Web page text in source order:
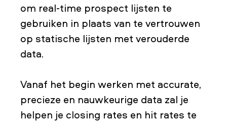
om real-time prospect lijsten te
gebruiken in plaats van te vertrouwen
op statische lijsten met verouderde
data.
Vanaf het begin werken met accurate,
precieze en nauwkeurige data zal je
helpen je closing rates en hit rates te